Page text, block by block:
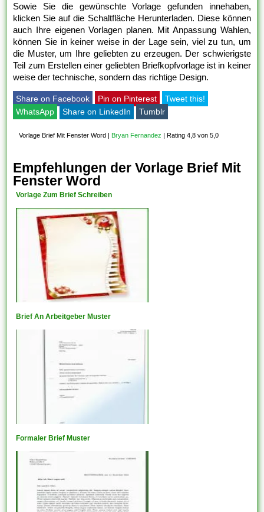
Sowie Sie die gewünschte Vorlage gefunden innehaben,
klicken Sie auf die Schaltfläche Herunterladen. Diese können
auch Ihre eigenen Vorlagen planen. Mit Anpassung Wahlen,
können Sie in keiner weise in der Lage sein, viel zu tun, um
die Muster, um Ihre geliebten zu erzeugen. Der schwierigste
Teil zum Erstellen einer geliebten Briefkopfvorlage ist in keiner
weise der technische, sondern das richtige Design.
Share on Facebook Pin on Pinterest
Tweet this!
WhatsApp
Share on LinkedIn Tumblr
Vorlage Brief Mit Fenster Word | Bryan Fernandez |Rating 4,8 von 5,0
Empfehlungen der Vorlage Brief Mit
Fenster Word
Vorlage Zum Brief Schreiben
Brief An Arbeitgeber Muster
Formaler Brief Muster